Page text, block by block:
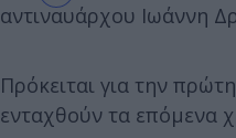
αντιναυάρχου Ιωάννη
Πρόκειται για την
ενταχθούν τα επόμενα